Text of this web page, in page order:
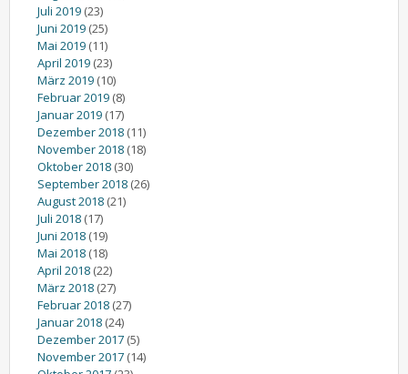
Juli 2019 (23)
Juni 2019 (25)
Mai 2019 (11)
April 2019 (23)
März 2019 (10)
Februar 2019 (8)
Januar 2019 (17)
Dezember 2018 (11)
November 2018 (18)
Oktober 2018 (30)
September 2018 (26)
August 2018 (21)
Juli 2018 (17)
Juni 2018 (19)
Mai 2018 (18)
April 2018 (22)
März 2018 (27)
Februar 2018 (27)
Januar 2018 (24)
Dezember 2017 (5)
November 2017 (14)